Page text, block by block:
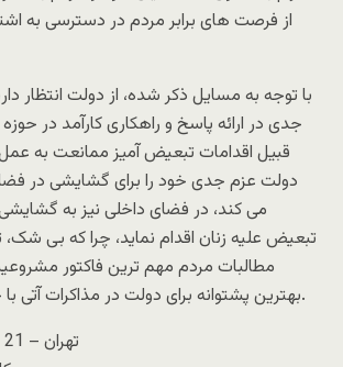
از فرصت های برابر مردم در دسترسی به
با توجه به مسایل ذکر شده، از دولت انتظار
جدی در ارائه پاسخ و راهکاری کارآمد در
قبیل اقدامات تبعیض آمیز ممانعت به
دولت عزم جدی خود را برای گشایشی در
می کند، در فضای داخلی نیز به
تبعیض علیه زنان اقدام نماید، چرا که بی
مطالبات مردم مهم ترین فاکتور
بهترین پشتوانه برای دولت در مذاکرات آتی با جامعه جهانی است.
تهران – 21 فروردین ماه 1394